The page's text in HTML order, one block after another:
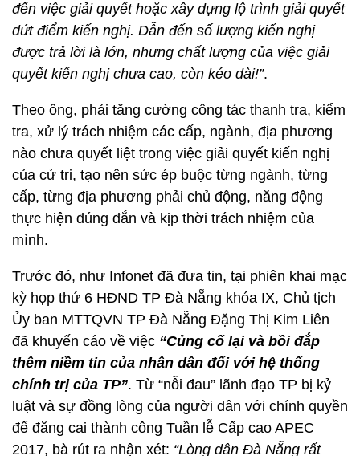
đến việc giải quyết hoặc xây dựng lộ trình giải quyết
dứt điểm kiến nghị. Dẫn đến số lượng kiến nghị
được trả lời là lớn, nhưng chất lượng của việc giải
quyết kiến nghị chưa cao, còn kéo dài!”.
Theo ông, phải tăng cường công tác thanh tra, kiểm
tra, xử lý trách nhiệm các cấp, ngành, địa phương
nào chưa quyết liệt trong việc giải quyết kiến nghị
của cử tri, tạo nên sức ép buộc từng ngành, từng
cấp, từng địa phương phải chủ động, năng động
thực hiện đúng đắn và kịp thời trách nhiệm của
mình.
Trước đó, như Infonet đã đưa tin, tại phiên khai mạc
kỳ họp thứ 6 HĐND TP Đà Nẵng khóa IX, Chủ tịch
Ủy ban MTTQVN TP Đà Nẵng Đặng Thị Kim Liên
đã khuyến cáo về việc “Củng cố lại và bồi đắp
thêm niềm tin của nhân dân đối với hệ thống
chính trị của TP”. Từ “nỗi đau” lãnh đạo TP bị kỷ
luật và sự đồng lòng của người dân với chính quyền
để đăng cai thành công Tuần lễ Cấp cao APEC
2017, bà rút ra nhận xét: “Lòng dân Đà Nẵng rất